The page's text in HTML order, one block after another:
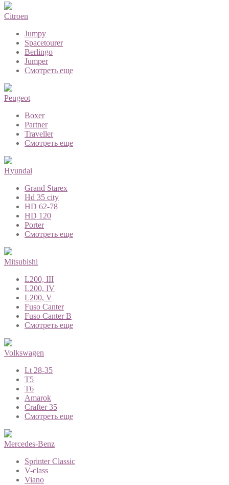
Citroen
Jumpy
Spacetourer
Berlingo
Jumper
Смотреть еще
Peugeot
Boxer
Partner
Traveller
Смотреть еще
Hyundai
Grand Starex
Hd 35 city
HD 62-78
HD 120
Porter
Смотреть еще
Mitsubishi
L200, III
L200, IV
L200, V
Fuso Canter
Fuso Canter B
Смотреть еще
Volkswagen
Lt 28-35
T5
T6
Amarok
Crafter 35
Смотреть еще
Mercedes-Benz
Sprinter Classic
V-class
Viano